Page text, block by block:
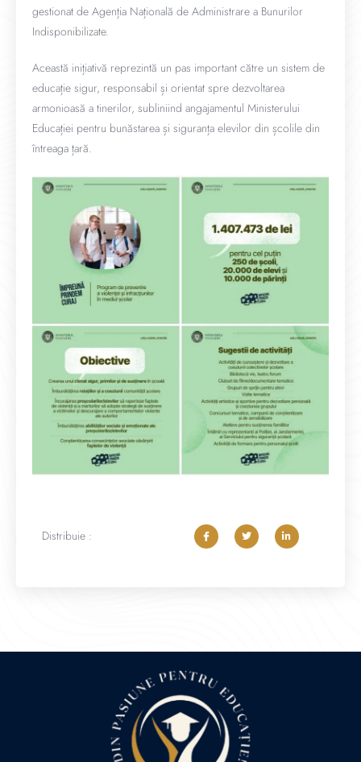
gestionat de Agenția Națională de Administrare a Bunurilor
Indisponibilizate.
Această inițiativă reprezintă un pas important către un sistem de
educație sigur, responsabil și orientat spre dezvoltarea
armonioasă a tinerilor, subliniind angajamentul Ministerului
Educației pentru bunăstarea și siguranța elevilor din școlile din
întreaga țară.
Distribuie :